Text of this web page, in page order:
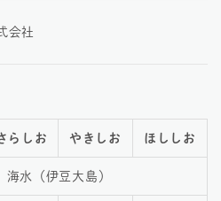
会社
らしお やきしお ほししお
海水（伊豆大島）